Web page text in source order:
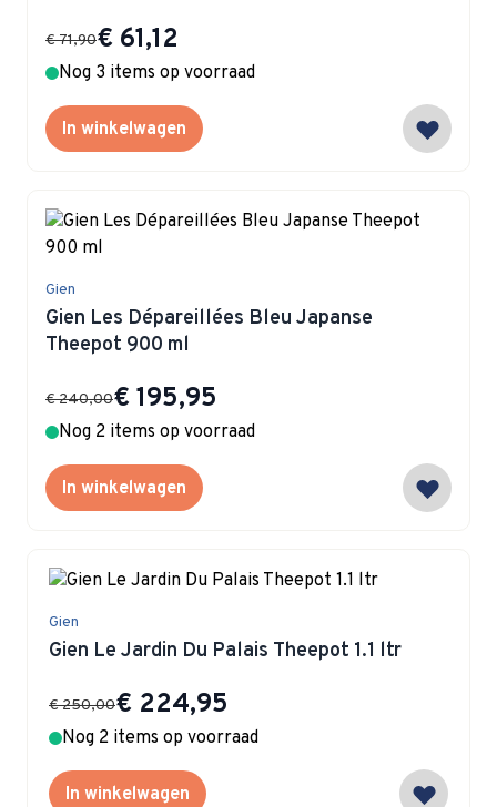
Special Price
€ 61,12
€ 71,90
Nog 3 items op voorraad
In winkelwagen
Gien
Gien Les Dépareillées Bleu Japanse
Theepot 900 ml
Special Price
€ 195,95
€ 240,00
Nog 2 items op voorraad
In winkelwagen
Gien
Gien Le Jardin Du Palais Theepot 1.1 ltr
Special Price
€ 224,95
€ 250,00
Nog 2 items op voorraad
In winkelwagen